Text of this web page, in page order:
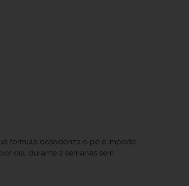
fórmula desodoriza o pé e impede
dia, durante 2 semanas sem